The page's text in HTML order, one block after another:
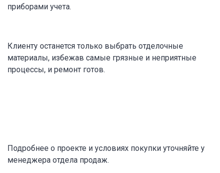
приборами учета.
Клиенту останется только выбрать отделочные
материалы, избежав самые грязные и неприятные
процессы, и ремонт готов.
Подробнее о проекте и условиях покупки уточняйте у
менеджера отдела продаж.